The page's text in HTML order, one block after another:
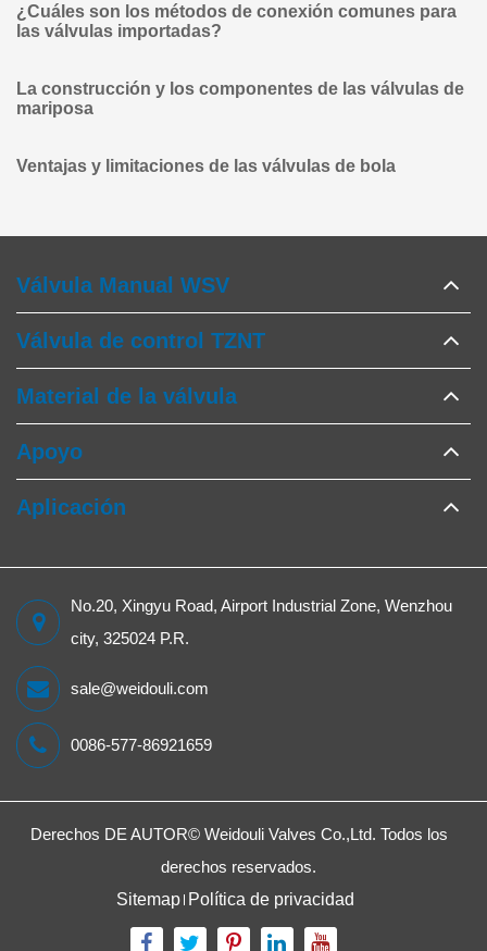
¿Cuáles son los métodos de conexión comunes para
las válvulas importadas?
La construcción y los componentes de las válvulas de
mariposa
Ventajas y limitaciones de las válvulas de bola
Válvula Manual WSV
Válvula de control TZNT
Material de la válvula
Apoyo
Aplicación
No.20, Xingyu Road, Airport Industrial Zone, Wenzhou
city, 325024 P.R.
sale@weidouli.com
0086-577-86921659
Derechos DE AUTOR© Weidouli Valves Co.,Ltd. Todos los
derechos reservados.
Sitemap Política de privacidad